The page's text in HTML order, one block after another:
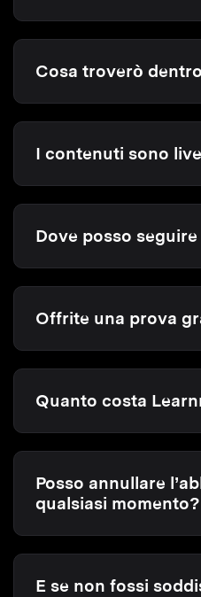
Cosa troverò
I contenuti sono
Dove posso
Offrite una prova
Quanto costa
Posso annullare
qualsiasi momento?
E se non fossi